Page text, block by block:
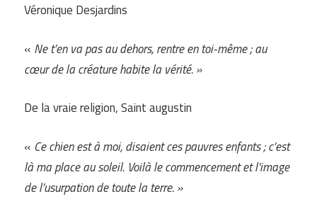
Véronique Desjardins
« Ne t’en va pas au dehors, rentre en toi-même ; au
cœur de la créature habite la vérité. »
De la vraie religion, Saint augustin
« Ce chien est à moi, disaient ces pauvres enfants ; c’est
là ma place au soleil. Voilà le commencement et l’image
de l’usurpation de toute la terre. »